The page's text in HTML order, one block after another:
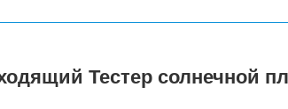
Тестер солнечной